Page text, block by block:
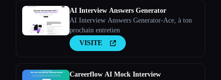
AI Interview Answers Generator
AI Interview Answers Generator-Ace, à ton
prochain entretien
VISITE
Careerflow AI Mock Interview